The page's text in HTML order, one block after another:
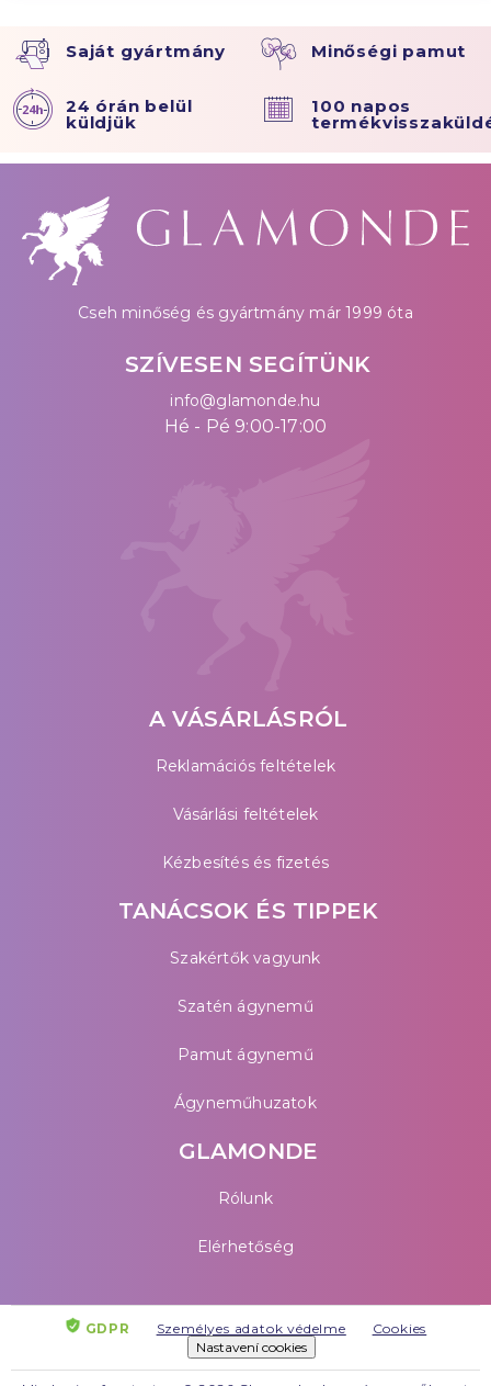
Saját gyártmány Minőségi pamut
24 órán belül
küldjük
100 napos
Cseh minőség és gyártmány már 1999 óta
SZÍVESEN SEGÍTÜNK
info@glamonde.hu
Hé - Pé 9:00-17:00
A VÁSÁRLÁSRÓL
Reklamációs feltételek
Vásárlási feltételek
Kézbesítés és fizetés
TANÁCSOK ÉS TIPPEK
Szakértők vagyunk
Szatén ágynemű
Pamut ágynemű
Ágyneműhuzatok
GLAMONDE
Rólunk
Elérhetőség
GDPR Személyes adatok védelme
Cookies
Nastavení cookies